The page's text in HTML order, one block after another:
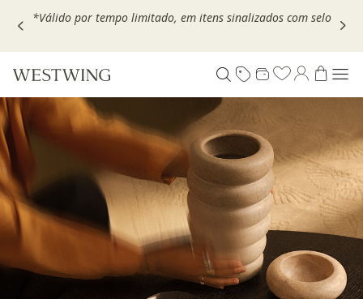
Escolha seu VOUCHER e ganhe até 30% OFF*: useMOVEL30,